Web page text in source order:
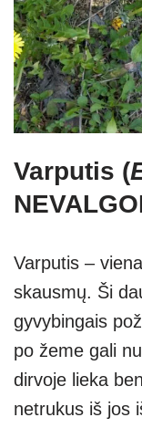
Varputis (
Varputis –
skausmų. Ši
gyvybingais
po žeme gali
dirvoje lieka
netrukus iš jos